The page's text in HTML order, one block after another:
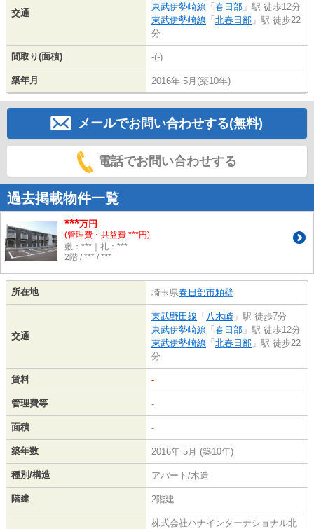
交通
東武伊勢崎線 「春日部 」駅 徒歩12分
東武伊勢崎線 「北春日部 」駅 徒歩22
分
間取り(面積) -(-)
築年月 2016年 5月(築10年)
メールでお問い合わせする(無料)
電話でお問い合わせする
過去掲載物件一覧
***万円
(管理費・共益費 ***円)
敷：***｜礼：***
2階 / *** / ***
所在地 埼玉県春日部市粕壁
交通
東武野田線 「 八木崎 」駅 徒歩7分
東武伊勢崎線 「春日部 」駅 徒歩12分
東武伊勢崎線 「北春日部 」駅 徒歩22
分
賃料 -
管理費等 -
面積 -
築年数 2016年 5月 (築10年)
種別/構造 アパート/木造
階建 2階建
株式会社ハナインターナショナル北